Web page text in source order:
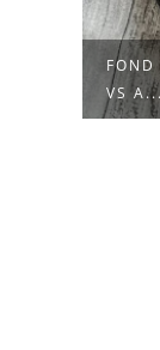
VS A...